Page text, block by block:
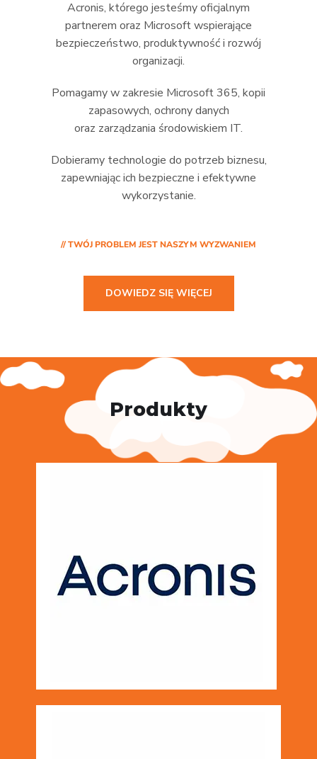
Acronis, którego jesteśmy oficjalnym
partnerem oraz Microsoft wspierające
bezpieczeństwo, produktywność i rozwój
organizacji.
Pomagamy w zakresie Microsoft 365, kopii
zapasowych, ochrony danych
oraz zarządzania środowiskiem IT.
Dobieramy technologie do potrzeb biznesu,
zapewniając ich bezpieczne i efektywne
wykorzystanie.
// TWÓJ PROBLEM JEST NASZYM WYZWANIEM
DOWIEDZ SIĘ WIĘCEJ
Produkty